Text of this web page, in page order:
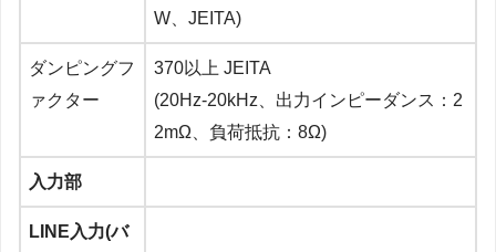
W、JEITA)
ダンピングフ
ァクター
370以上 JEITA
(20Hz-20kHz、出力インピーダンス：2
2mΩ、負荷抵抗：8Ω)
入力部
LINE入力(バ